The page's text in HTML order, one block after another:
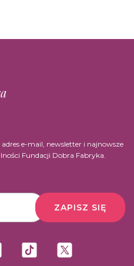
e-mail, newsletter i najnowsze
Fundacji Dobra Fabryka.
ZAPISZ SIĘ